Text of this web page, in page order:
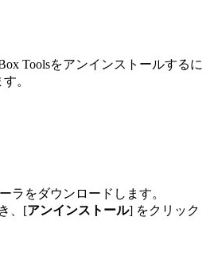
Toolsをアンインストールするに
。
ラをダウンロードします。
、[アンインストール] をクリック